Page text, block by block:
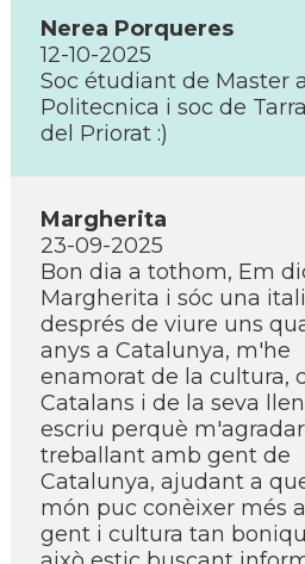
Nerea Porqueres
12-10-2025
Soc étudiant de Master
Politecnica i soc de
del Priorat :)
Margherita
23-09-2025
Bon dia a tothom, Em
Margherita i sóc una
després de viure uns
anys a Catalunya, m'he
enamorat de la cultura,
Catalans i de la seva
escriu perquè
treballant amb gent de
Catalunya, ajudant a
món puc conèixer més
gent i cultura tan